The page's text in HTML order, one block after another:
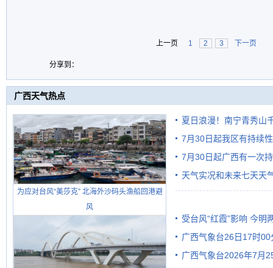
上一页 1 2 3 下一页
分享到：
广西天气热点
为应对台风“美莎克” 北海外沙码头渔船回港避
风
夏日浪漫！南宁青秀山
7月30日起我区有持续
7月30日起广西有一次
天气实况和未来七天天
受台风“红霞”影响 今明
有较强降雨
广西气象台26日17时
广西气象台2026年7月